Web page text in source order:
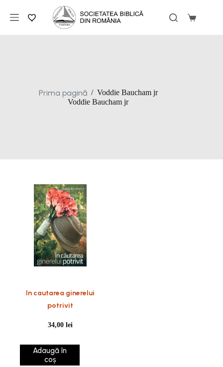
conținut
Coș
Prima pagină / Voddie Baucham jr
Voddie Baucham jr
In cautarea ginerelui
potrivit
34,00lei
Adaugă în
coș